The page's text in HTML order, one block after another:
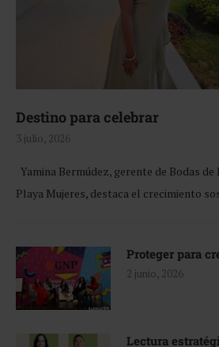
Destino para celebrar
3 julio, 2026
Yamina Bermúdez, gerente de Bodas
Playa Mujeres, destaca el crecimiento
Proteger para
2 junio, 2026
Lectura